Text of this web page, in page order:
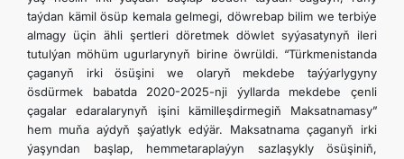
taýdan kämil ösüp kemala gelmegi, döwrebap bilim we terbiýe
almagy üçin ähli şertleri döretmek döwlet syýasatynyň ileri
tutulýan möhüm ugurlarynyň birine öwrüldi. “Türkmenistanda
çaganyň irki ösüşini we olaryň mekdebe taýýarlygyny
ösdürmek babatda 2020-2025-nji ýyllarda mekdebe çenli
çagalar edaralarynyň işini kämilleşdirmegiň Maksatnamasy”
hem muňa aýdyň şaýatlyk edýär. Maksatnama çaganyň irki
ýaşyndan başlap, hemmetaraplaýyn sazlaşykly ösüşiniň,